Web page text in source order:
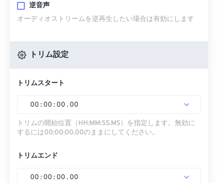
逆音声
オーディオストリームを逆再生したい場合は有効にします
トリム設定
トリムスタート
00 : 00 : 00 . 00
トリムの開始位置（HH:MM:SS.MS）を指定します。無効に
するには00:00:00.00のままにしてください。
トリムエンド
00 : 00 : 00 . 00